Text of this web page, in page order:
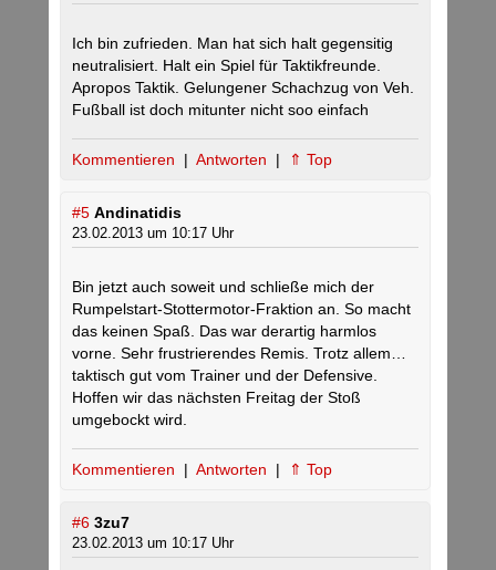
Ich bin zufrieden. Man hat sich halt gegensitig
neutralisiert. Halt ein Spiel für Taktikfreunde.
Apropos Taktik. Gelungener Schachzug von Veh.
Fußball ist doch mitunter nicht soo einfach
Kommentieren | Antworten | ⇑ Top
#5 Andinatidis
23.02.2013 um 10:17 Uhr
Bin jetzt auch soweit und schließe mich der
Rumpelstart-Stottermotor-Fraktion an. So macht
das keinen Spaß. Das war derartig harmlos
vorne. Sehr frustrierendes Remis. Trotz allem…
taktisch gut vom Trainer und der Defensive.
Hoffen wir das nächsten Freitag der Stoß
umgebockt wird.
Kommentieren | Antworten | ⇑ Top
#6 3zu7
23.02.2013 um 10:17 Uhr